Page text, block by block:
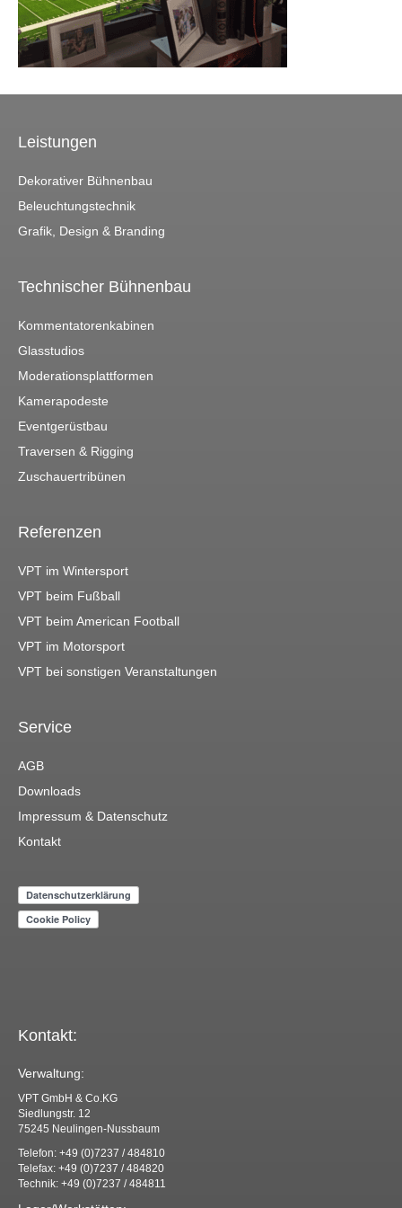
Leistungen
Dekorativer Bühnenbau
Beleuchtungstechnik
Grafik, Design & Branding
Technischer Bühnenbau
Kommentatorenkabinen
Glasstudios
Moderationsplattformen
Kamerapodeste
Eventgerüstbau
Traversen & Rigging
Zuschauertribünen
Referenzen
VPT im Wintersport
VPT beim Fußball
VPT beim American Football
VPT im Motorsport
VPT bei sonstigen Veranstaltungen
Service
AGB
Downloads
Impressum & Datenschutz
Kontakt
Kontakt:
Verwaltung:
VPT GmbH & Co.KG
Siedlungstr. 12
75245 Neulingen-Nussbaum
Telefon: +49 (0)7237 / 484810
Telefax: +49 (0)7237 / 484820
Technik: +49 (0)7237 / 484811